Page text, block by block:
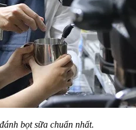
bọt sữa chuẩn nhất.